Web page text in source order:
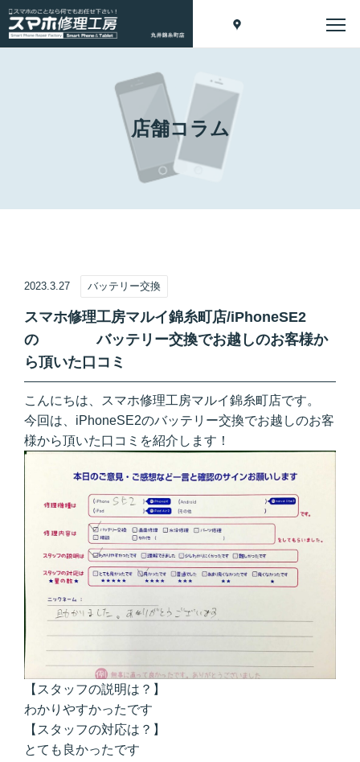
店舗コラム
2023.3.27 バッテリー交換
スマホ修理工房マルイ錦糸町店/iPhoneSE2
の バッテリー交換でお越しのお客様か
ら頂いた口コミ
こんにちは、スマホ修理工房マルイ錦糸町店です。
今回は、iPhoneSE2のバッテリー交換でお越しのお客
様から頂いた口コミを紹介します！
【スタッフの説明は？】
わかりやすかったです
【スタッフの対応は？】
とても良かったです